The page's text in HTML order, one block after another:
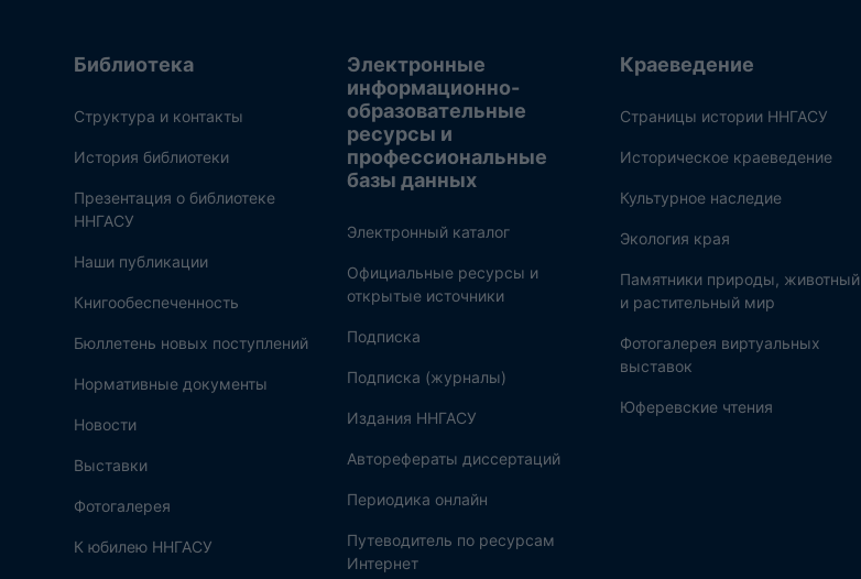
Библиотека
Структура и контакты
История библиотеки
Презентация о библиотеке
ННГАСУ
Наши публикации
Книгообеспеченность
Бюллетень новых поступлений
Нормативные документы
Новости
Выставки
Фотогалерея
К юбилею ННГАСУ
Электронные
информационно-
образовательные
ресурсы и
профессиональные
базы данных
Электронный каталог
Официальные ресурсы и
открытые источники
Подписка
Подписка (журналы)
Издания ННГАСУ
Авторефераты диссертаций
Периодика онлайн
Путеводитель по ресурсам
Интернет
Краеведение
Страницы истории ННГАСУ
Историческое краеведение
Культурное наследие
Экология края
Памятники природы, животный
и растительный мир
Фотогалерея виртуальных
выставок
Юферевские чтения